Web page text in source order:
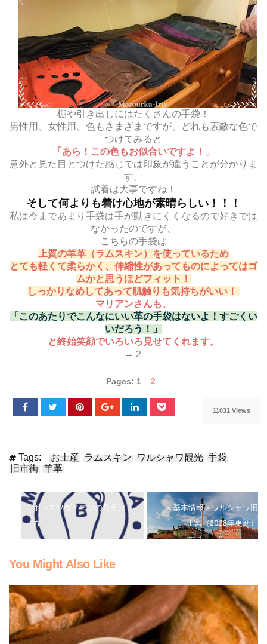
棚や引き出しにはたくさんの手袋！
男性用、女性用、色もさまざまですが、どれも素敵な色で
つけてみると
「あら！この色もお似合いですよ！」
意外と見た目とつけた感じでは印象が違うことが分かりま
す。
試着は大事ですね！
そして何よりも着け心地が素晴らしい！！！
私は今まであまり手袋は手が動きにくくなるので好きでは
なかったのですが、
こちらの手袋は
上質の羊革（ラムスキン）を使っているため
とても軽くて柔らかく、伸縮性があってものによってはゴ
ムかと思うほどフィット！
しっかりなめしてあって肌触りも気持ちがいい！
マリアンさんも、
「このあたりでこんなにいい革の手袋はないよ！すごくい
いだろう！」
と終始笑顔でいろいろ見せてくれます。
→２
Pages: 1 2
11031 Views
Tags: お土産 ラムスキン ワルシャワ観光 手袋
旧市街 羊革
ボレスワヴィエツの見分け
方
＜基本情報＞ワルシャワ旧
王宮（2023年更新）
You Might Also Like